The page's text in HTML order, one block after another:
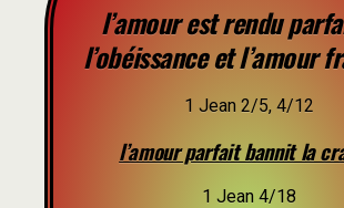
l’amour est rendu
l’obéissance et l’amour
1 Jean 2/5, 4/12
l’amour parfait bannit la
1 Jean 4/18